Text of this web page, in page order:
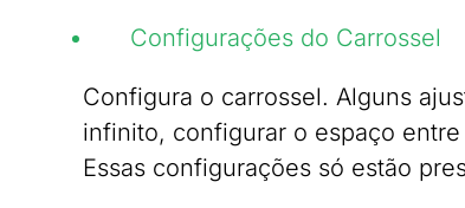
Configurações do Carrossel
Configura o carrossel. Alguns
infinito, configurar o espaço
Essas configurações só estão